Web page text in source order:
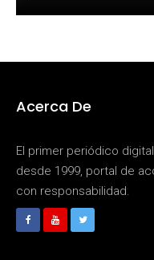
Acerca De
El primer periódico
desde 1999, portal de
con responsabilidad.